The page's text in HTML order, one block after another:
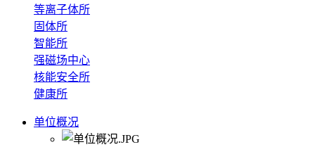
等离子体所
固体所
智能所
强磁场中心
核能安全所
健康所
单位概况